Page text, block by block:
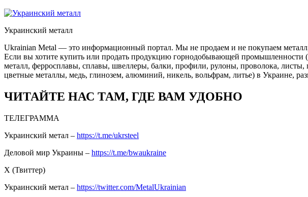
Украинский металл
Ukrainian Metal — это информационный портал. Мы не продаем и не покупаем
Если вы хотите купить или продать продукцию горнодобывающей промышленности
металл, ферросплавы, сплавы, швеллеры, балки, профили, рулоны, проволока,
цветные металлы, медь, глинозем, алюминий, никель, вольфрам, литье) в Украине,
ЧИТАЙТЕ НАС ТАМ, ГДЕ ВАМ УДОБНО
ТЕЛЕГРАММА
Украинский метал – https://t.me/ukrsteel
Деловой мир Украины – https://t.me/bwaukraine
Х (Твиттер)
Украинский метал – https://twitter.com/MetalUkrainian